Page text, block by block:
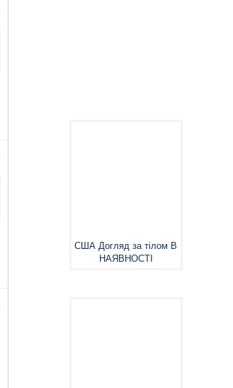
США Догляд за тілом В
НАЯВНОСТІ